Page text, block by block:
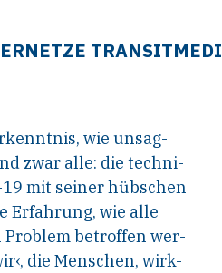
wie unsag-
zwar alle: die techni-
mit seiner hübschen
Erfahrung, wie alle
betroffen wer-
die Menschen, wirk-